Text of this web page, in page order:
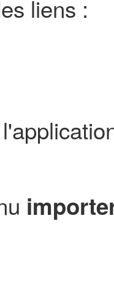
liens :